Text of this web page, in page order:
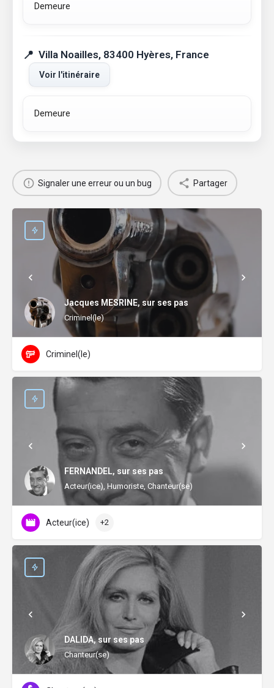
Demeure
Villa Noailles, 83400 Hyères, France
Voir l'itinéraire
Demeure
Signaler une erreur ou un bug Partager
Jacques MESRINE, sur ses pas
Criminel(le)
Criminel(le)
FERNANDEL, sur ses pas
Acteur(ice), Humoriste, Chanteur(se)
Acteur(ice) +2
DALIDA, sur ses pas
Chanteur(se)